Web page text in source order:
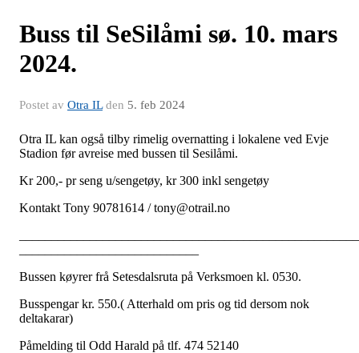
Buss til SeSilåmi sø. 10. mars
2024.
Postet av Otra ILden 5. feb 2024
Otra IL kan også tilby rimelig overnatting i lokalene ved Evje
Stadion før avreise med bussen til Sesilåmi.
Kr 200,- pr seng u/sengetøy, kr 300 inkl sengetøy
Kontakt Tony 90781614 / tony@otrail.no
Bussen køyrer frå Setesdalsruta på Verksmoen kl. 0530.
Busspengar kr. 550.( Atterhald om pris og tid dersom nok
deltakarar)
Påmelding til Odd Harald på tlf. 474 52140